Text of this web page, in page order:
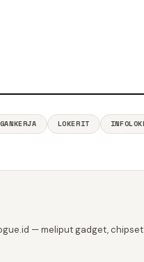
LOKERIT
— meliput gadget,